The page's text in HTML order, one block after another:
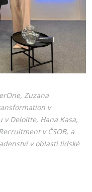
Zuzana
v
Deloitte, Hana Kasa,
v ČSOB, a
v oblasti lidské